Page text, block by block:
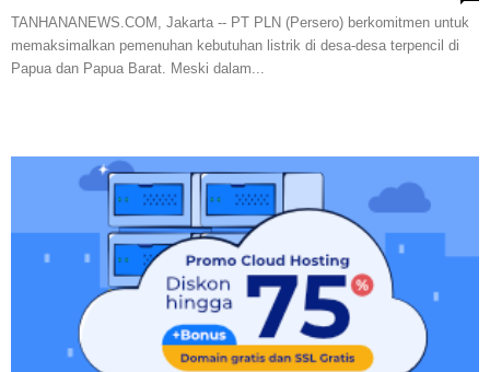
TANHANANEWS.COM, Jakarta -- PT PLN (Persero) berkomitmen untuk
memaksimalkan pemenuhan kebutuhan listrik di desa-desa terpencil di
Papua dan Papua Barat. Meski dalam...